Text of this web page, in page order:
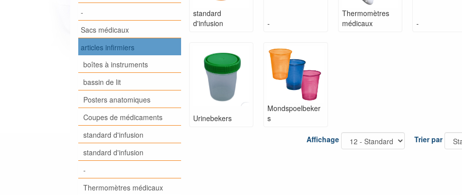
-
Sacs médicaux
articles infirmiers
boîtes à instruments
bassin de lit
Posters anatomiques
Coupes de médicaments
standard d'infusion
standard d'infusion
-
Thermomètres médicaux
standard
d'infusion
-
Thermomètres
médicaux
-
Urinebekers
Mondspoelbeker
s
Affichage Trier par